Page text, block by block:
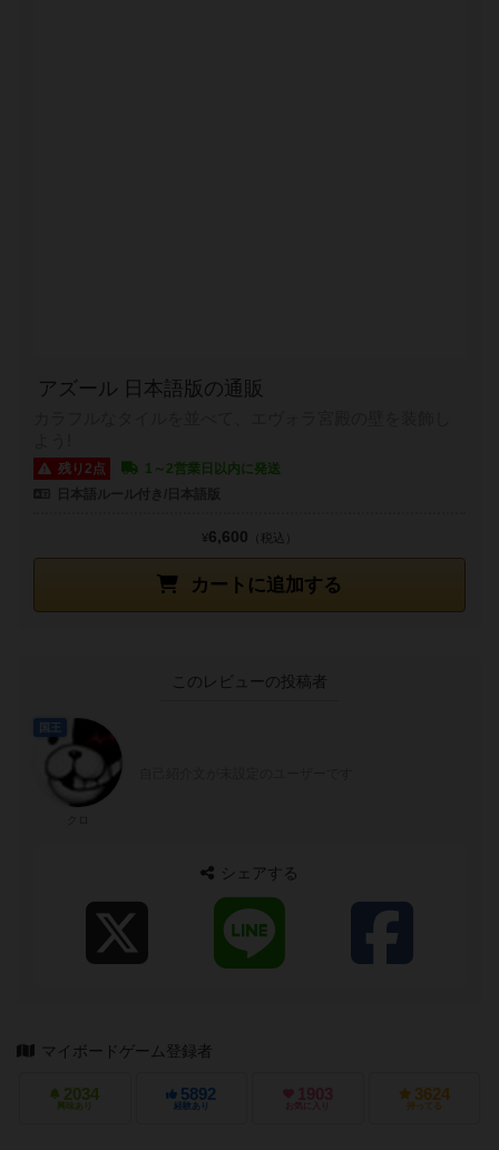
アズール 日本語版の通販
残り2点
1～2営業日以内に発送
カートに追加する
¥6,600 （税込）
このレビューの投稿者
国王
シェアする
マイボードゲーム登録者
2034
興味あり
5892
経験あり
1903
お気に入り
3624
持ってる